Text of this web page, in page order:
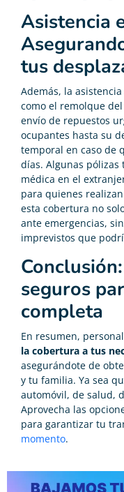
Asistencia
tus
Además, la
como el remolque
envío de repuestos
ocupantes hasta su
temporal en caso de
días. Algunas
médica en el
para quienes
esta cobertura no
ante emergencias,
imprevistos que
seguros
completa
En resumen,
la cobertura a tus
asegurándote de
y tu familia. Ya sea
automóvil, de salud,
Aprovecha las
para garantizar tu
momento.